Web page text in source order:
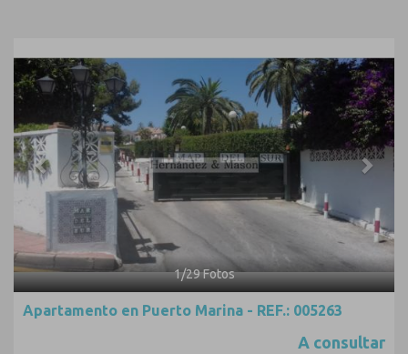
1/29Fotos
Apartamento en Puerto Marina - REF.: 005263
A consultar